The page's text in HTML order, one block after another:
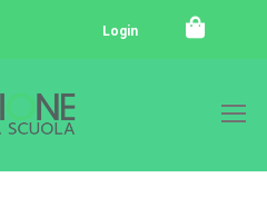
Login